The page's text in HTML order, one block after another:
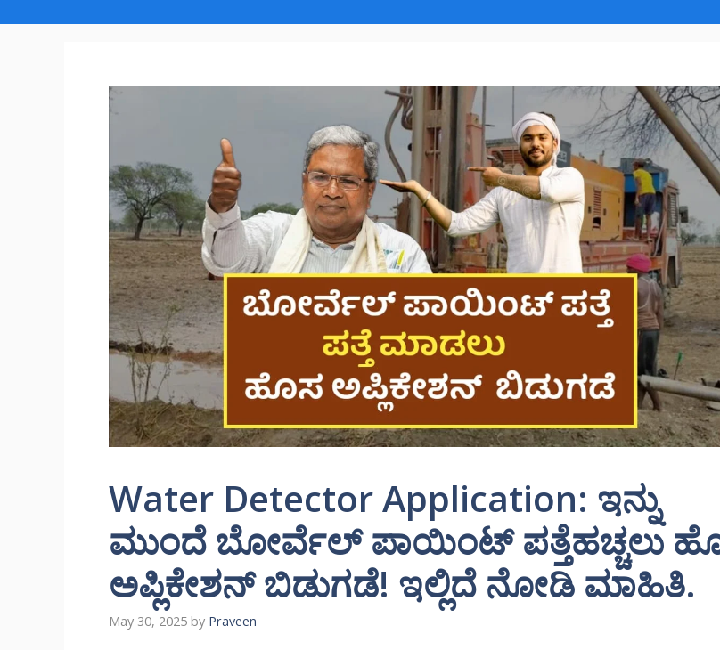
Water Detector Application: ಇನ್ನು
ಮುಂದೆ ಬೋರ್ವೆಲ್ ಪಾಯಿಂಟ್ ಪತ್ತೆಹಚ್ಚಲು
ಅಪ್ಲಿಕೇಶನ್ ಬಿಡುಗಡೆ! ಇಲ್ಲಿದೆ ನೋಡಿ ಮಾಹಿತಿ.
May 30, 2025 by Praveen